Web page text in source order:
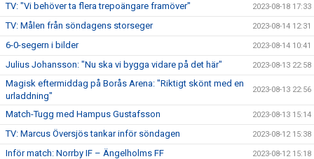
TV: "Vi behöver ta flera trepoängare framöver" 2023-08-18 17:33
TV: Målen från söndagens storseger 2023-08-14 12:31
6-0-segern i bilder 2023-08-14 10:41
Julius Johansson: "Nu ska vi bygga vidare på det här" 2023-08-13 22:58
Magisk eftermiddag på Borås Arena: "Riktigt skönt med en
urladdning"
2023-08-13 22:56
Match-Tugg med Hampus Gustafsson 2023-08-13 15:14
TV: Marcus Översjös tankar inför söndagen 2023-08-12 15:38
Inför match: Norrby IF – Ängelholms FF 2023-08-12 15:18